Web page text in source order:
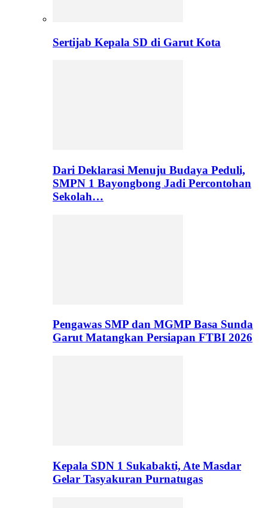
Sertijab Kepala SD di Garut Kota
Dari Deklarasi Menuju Budaya Peduli,
SMPN 1 Bayongbong Jadi Percontohan
Sekolah…
Pengawas SMP dan MGMP Basa Sunda
Garut Matangkan Persiapan FTBI 2026
Kepala SDN 1 Sukabakti, Ate Masdar
Gelar Tasyakuran Purnatugas